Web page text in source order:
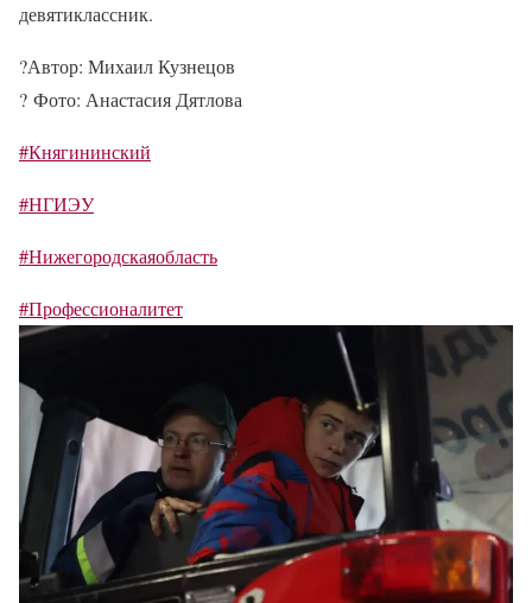
девятиклассник.
?Автор: Михаил Кузнецов
? Фото: Анастасия Дятлова
#Княгининский
#НГИЭУ
#Нижегородскаяобласть
#Профессионалитет